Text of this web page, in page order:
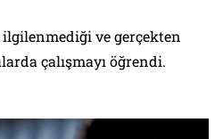
ve gerçekten
çalışmayı öğrendi.